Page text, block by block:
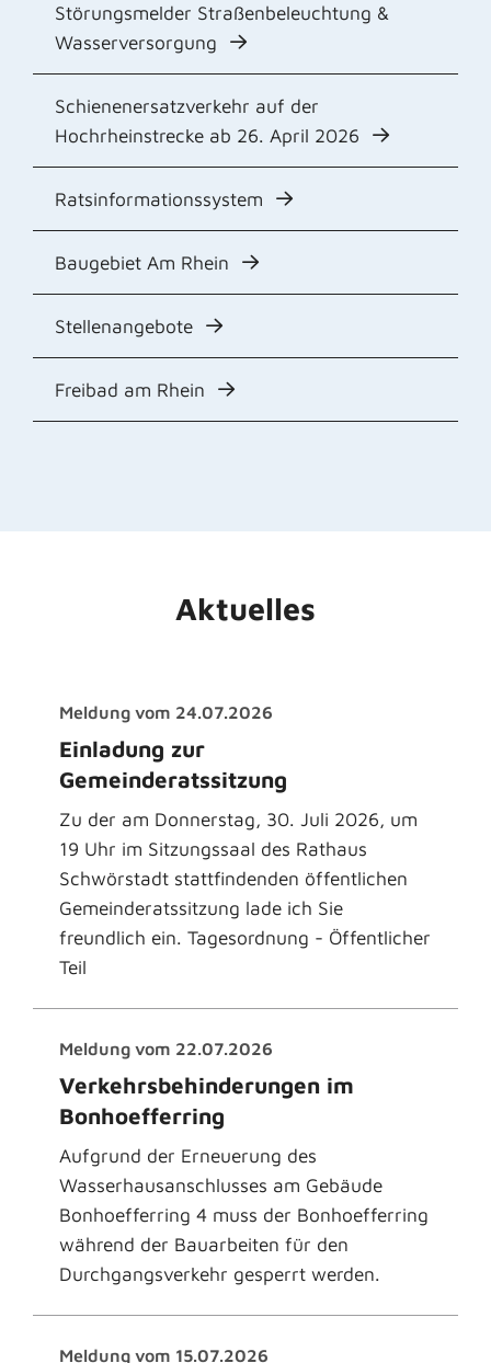
Störungsmelder Straßenbeleuchtung &
Wasserversorgung
Schienenersatzverkehr auf der
Hochrheinstrecke ab 26. April 2026
Ratsinformationssystem
Baugebiet Am Rhein
Stellenangebote
Freibad am Rhein
Aktuelles
Meldung vom 24.07.2026
Einladung zur
Gemeinderatssitzung
Zu der am Donnerstag, 30. Juli 2026, um
19 Uhr im Sitzungssaal des Rathaus
Schwörstadt stattfindenden öffentlichen
Gemeinderatssitzung lade ich Sie
freundlich ein. Tagesordnung - Öffentlicher
Teil
Meldung vom 22.07.2026
Verkehrsbehinderungen im
Bonhoefferring
Aufgrund der Erneuerung des
Wasserhausanschlusses am Gebäude
Bonhoefferring 4 muss der Bonhoefferring
während der Bauarbeiten für den
Durchgangsverkehr gesperrt werden.
Meldung vom 15.07.2026